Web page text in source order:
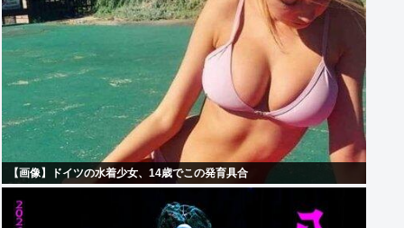
【画像】ドイツの水着少女、14歳でこの発育具合